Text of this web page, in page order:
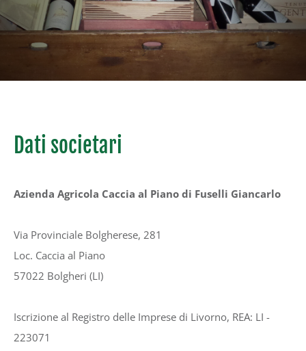
Dati societari
Azienda Agricola Caccia al Piano di Fuselli Giancarlo
Via Provinciale Bolgherese, 281
Loc. Caccia al Piano
57022 Bolgheri (LI)
Iscrizione al Registro delle Imprese di Livorno, REA: LI -
223071